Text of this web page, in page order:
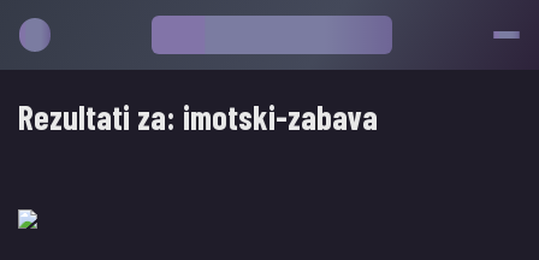
Rezultati za: imotski-zabava